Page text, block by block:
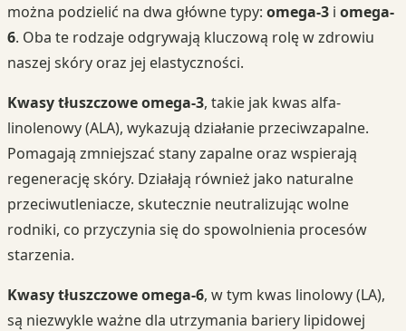
można podzielić na dwa główne typy: omega-3 i omega-
6. Oba te rodzaje odgrywają kluczową rolę w zdrowiu
naszej skóry oraz jej elastyczności.
Kwasy tłuszczowe omega-3, takie jak kwas alfa-
linolenowy (ALA), wykazują działanie przeciwzapalne.
Pomagają zmniejszać stany zapalne oraz wspierają
regenerację skóry. Działają również jako naturalne
przeciwutleniacze, skutecznie neutralizując wolne
rodniki, co przyczynia się do spowolnienia procesów
starzenia.
Kwasy tłuszczowe omega-6, w tym kwas linolowy (LA),
są niezwykle ważne dla utrzymania bariery lipidowej